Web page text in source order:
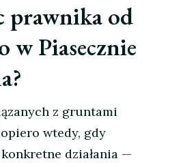
prawnika od
w Piasecznie
z gruntami
wtedy, gdy
działania —